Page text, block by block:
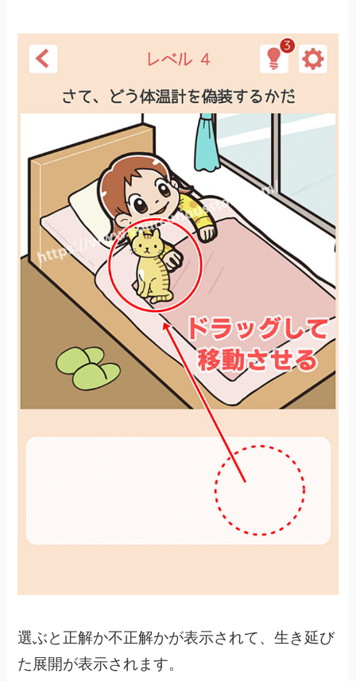
選ぶと正解か不正解かが表示されて、生き延び
た展開が表示されます。